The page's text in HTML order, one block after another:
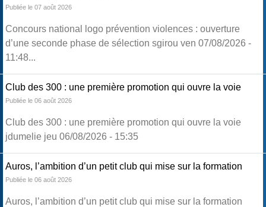
Publiée le 07 août 2026
Concours national logo prévention violences : ouverture
d’une seconde phase de sélection sgirou ven 07/08/2026 -
11:48...
Club des 300 : une première promotion qui ouvre la voie
Publiée le 06 août 2026
Club des 300 : une première promotion qui ouvre la voie
jdumelie jeu 06/08/2026 - 15:35
Auros, l’ambition d’un petit club qui mise sur la formation
Publiée le 06 août 2026
Auros, l’ambition d’un petit club qui mise sur la formation